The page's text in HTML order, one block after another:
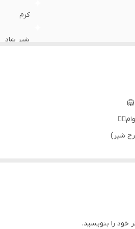
کرم
شیر شاد
شیر)
خود را بنویسید.